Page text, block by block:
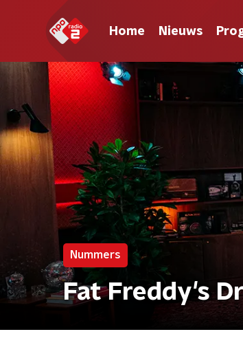
Home Nieuws
Nummers
Fat Freddy's